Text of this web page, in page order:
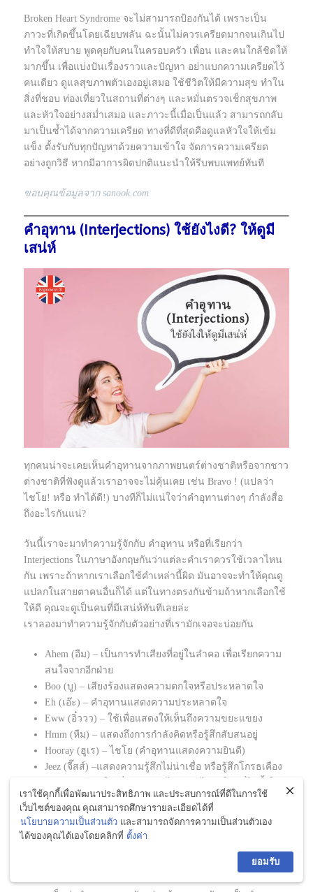
Broken Heart Syndrome จะไม่สามารถป้องกันได้ เพราะเป็น
ภาวะที่เกิดขึ้นโดยเฉียบพลัน ฉะนั้นไม่ควรเครียดมากจนเกินไป
ทำใจให้สบาย พูดคุยกับคนในครอบครัว เพื่อน และคนใกล้ชิดให้
มากขึ้น เพื่อแบ่งปันเรื่องราวและปัญหา อย่าแบกความเครียดไว้
คนเดียว ดูแลสุขภาพตัวเองอยู่เสมอ ใช้ชีวิตให้มีความสุข ทำใน
สิ่งที่ชอบ ท่องเที่ยวในสถานที่ต่างๆ และหมั่นตรวจเช็กสุขภาพ
และหัวใจอย่างสม่ำเสมอ และภาวะนี้เมื่อเป็นแล้ว สามารถกลับ
มาเป็นซ้ำได้จากความเครียด ทางที่ดีที่สุดคือดูแลหัวใจให้เข้ม
แข็ง ตั้งรับกับทุกปัญหาด้วยความเข้าใจ จัดการความเครียด
อย่างถูกวิธี หากมีอาการผิดปกติแนะนำให้รีบพบแพทย์ทันที
ขอบคุณข้อมูลจาก sanook.com
คำอุทาน (Interjections) ใช้ยังไงดี? ให้ดูมี
เสน่ห์
ทุกคนน่าจะเคยเห็นคำอุทานจากภาพยนตร์ต่างชาติหรือจากชาว
ต่างชาติที่ฟังดูแล้วเราอาจจะไม่คุ้นเคย เช่น Bravo ! (แปลว่า
ไชโย! หรือ ทำได้ดี!) บางทีก็ไม่แน่ใจว่าคำอุทานต่างๆ กำลังสื่อ
ถึงอะไรกันแน่?
วันนี้เราจะมาทำความรู้จักกับ คำอุทาน หรือที่เรียกว่า
Interjections ในภาษาอังกฤษกันว่าแต่ละคำเราควรใช้เวลาไหน
กัน เพราะถ้าหากเราเลือกใช้คำเหล่านี้ผิด มันอาจจะทำให้คุณดู
แปลกในสายตาคนอื่นก็ได้ แต่ในทางตรงกันข้ามถ้าหากเลือกใช้
ให้ดี คุณจะดูเป็นคนที่มีเสน่ห์ทันทีเลยล่ะ
เราลองมาทำความรู้จักกับตัวอย่างที่เรามักเจอจะบ่อยกัน
Ahem (อืม) – เป็นการทำเสียงที่อยู่ในลำคอ เพื่อเรียกความ
สนใจจากอีกฝ่าย
Boo (บู) – เสียงร้องแสดงความตกใจหรือประหลาดใจ
Eh (เอ๊ะ) – คำอุทานแสดงความประหลาดใจ
Eww (อิ๋ววว) – ใช้เพื่อแสดงให้เห็นถึงความขยะแขยง
Hmm (หืม) – แสดงถึงการกำลังคิดหรือรู้สึกสับสนอยู่
Hooray (ฮูเร) – ไชโย (คำอุทานแสดงความยินดี)
Jeez (จี๊สส์) –แสดงความรู้สึกไม่น่าเชื่อ หรือรู้สึกโกรธเคือง
Whoa (โว๊ะ) – แสดงถึงอาการประหลาดใจ เช่น รู้สึกเซอ
Yahoo (ย๊าฮู้ว) – แสดงถึงอาการดีใจ
Jesus Christ! – คำอุทานแสดงความไม่เชื่อ ความผิดหวัง
เราใช้คุกกี้เพื่อพัฒนาประสิทธิภาพ และประสบการณ์ที่ดีในการใช้
เว็บไซต์ของคุณ คุณสามารถศึกษารายละเอียดได้ที่
นโยบายความเป็นส่วนตัว และสามารถจัดการความเป็นส่วนตัวเอง
ได้ของคุณได้เองโดยคลิกที่ ตั้งค่า
ยอมรับ